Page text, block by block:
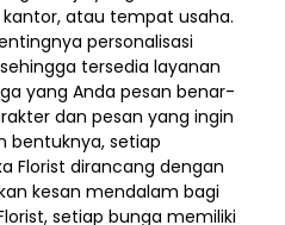
atau tempat usaha.
personalisasi
tersedia layanan
yang Anda pesan benar-
dan pesan yang ingin
bentuknya, setiap
Florist dirancang dengan
kesan mendalam bagi
setiap bunga memiliki